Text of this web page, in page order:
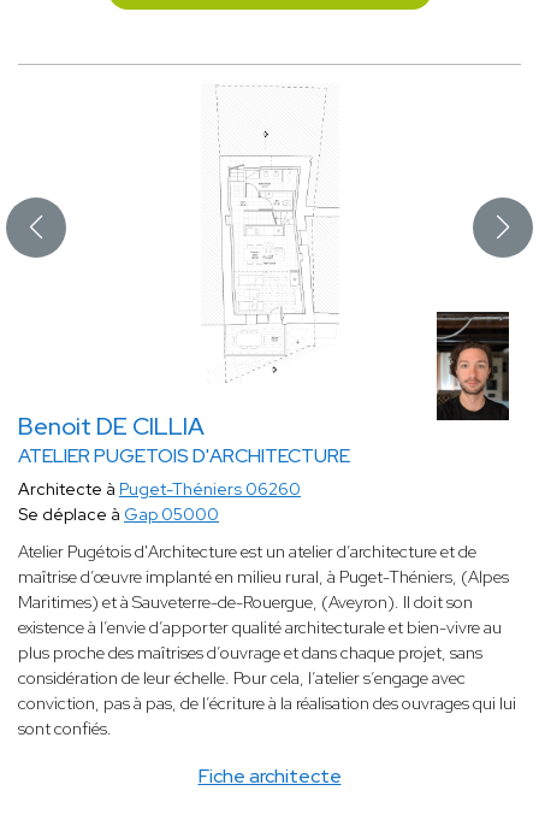
Benoit DE CILLIA
ATELIER PUGETOIS D'ARCHITECTURE
Fiche architecte
Architecte à Puget-Théniers 06260
Se déplace à Gap 05000
Atelier Pugétois d'Architecture est un atelier d’architecture et de
maîtrise d’œuvre implanté en milieu rural, à Puget-Théniers, (Alpes
Maritimes) et à Sauveterre-de-Rouergue, (Aveyron). Il doit son
existence à l’envie d’apporter qualité architecturale et bien-vivre au
plus proche des maîtrises d’ouvrage et dans chaque projet, sans
considération de leur échelle. Pour cela, l’atelier s’engage avec
conviction, pas à pas, de l’écriture à la réalisation des ouvrages qui lui
sont confiés.